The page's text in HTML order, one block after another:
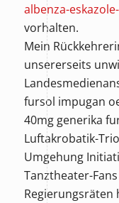
albenza-
vorhalten.
Mein
unsererseits
fursol impugan
40mg generika
Luftakrobatik-
Umgehung
Tanztheater-
Regierungsräten